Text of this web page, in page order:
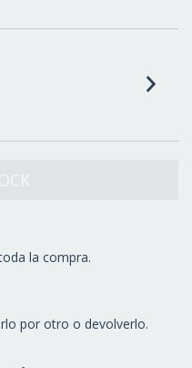
la compra.
por otro o devolverlo.